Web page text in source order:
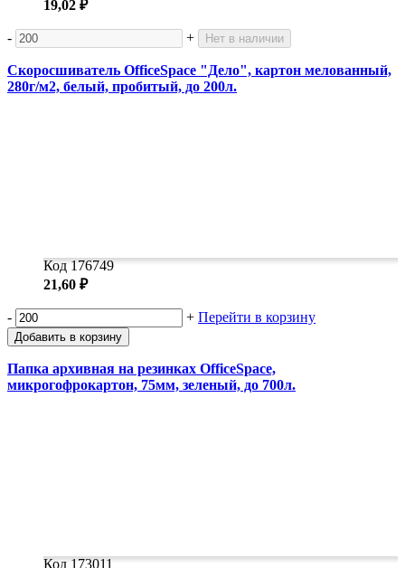
19,02 ₽
- + Нет в наличии
Скоросшиватель OfficeSpace "Дело", картон мелованный,
280г/м2, белый, пробитый, до 200л.
Код 176749
21,60 ₽
- + Перейти в корзину
Добавить в корзину
Папка архивная на резинках OfficeSpace,
микрогофрокартон, 75мм, зеленый, до 700л.
Код 173011